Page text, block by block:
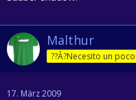
Malthur
17. März 2009